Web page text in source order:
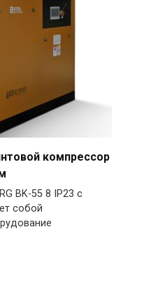
компрессор
BK-55 8 IP23 с
собой